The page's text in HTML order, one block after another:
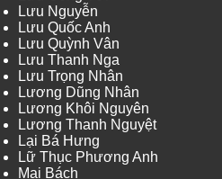
Lưu Nguyễn
Lưu Quốc Anh
Lưu Quỳnh Vân
Lưu Thanh Nga
Lưu Trọng Nhân
Lương Dũng Nhân
Lương Khôi Nguyên
Lương Thanh Nguyệt
Lại Bá Hưng
Lữ Thục Phương Anh
Mai Bách